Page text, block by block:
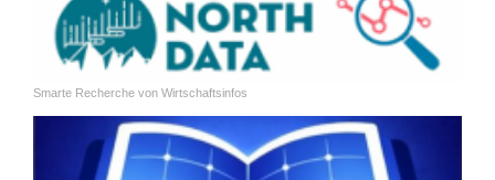
Smarte Recherche von Wirtschaftsinfos